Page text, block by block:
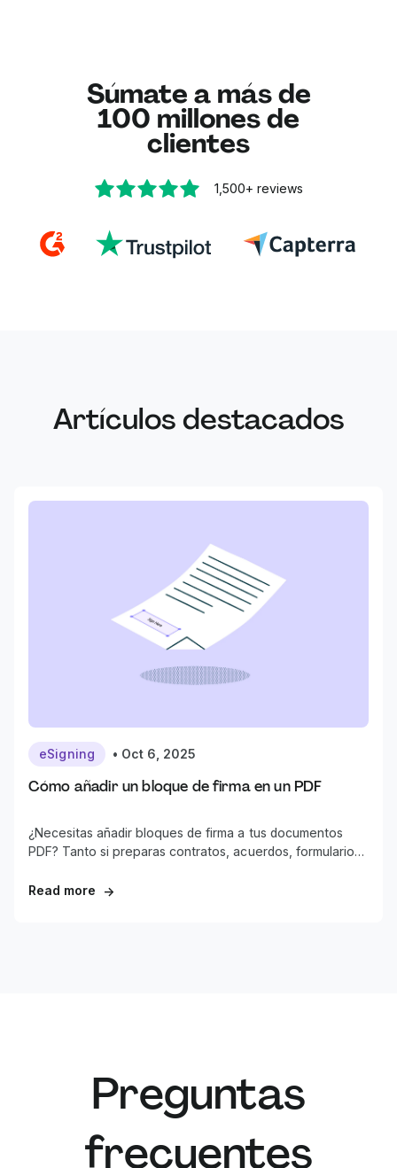
Súmate a más de
100 millones de
clientes
1,500+ reviews
Artículos destacados
eSigning • Oct 6, 2025
Cómo añadir un bloque de firma en un PDF
¿Necesitas añadir bloques de firma a tus documentos
PDF? Tanto si preparas contratos, acuerdos, formularios
firma bien formateadas es esencial para un flujo de
Read more →
Preguntas
frecuentes